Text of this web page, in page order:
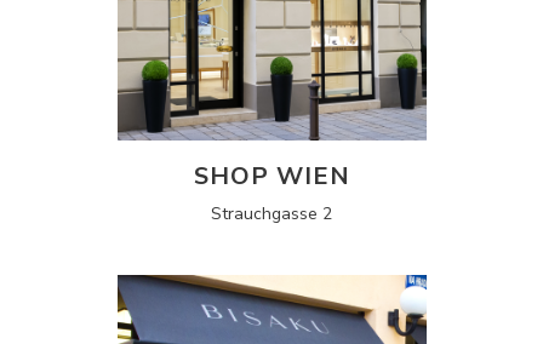
SHOP WIEN
Strauchgasse 2